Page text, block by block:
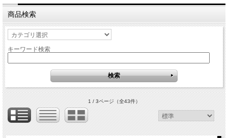
商品検索
キーワード検索
1 / 3ページ（全43件）